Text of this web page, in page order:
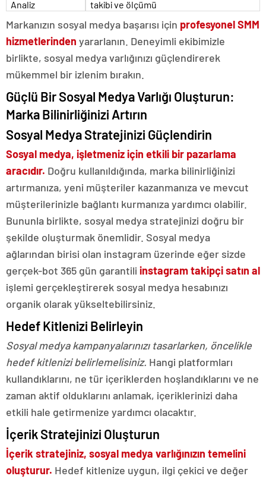
Analiz takibi ve ölçümü
Markanızın sosyal medya başarısı için profesyonel SMM
hizmetlerinden yararlanın. Deneyimli ekibimizle
birlikte, sosyal medya varlığınızı güçlendirerek
mükemmel bir izlenim bırakın.
Güçlü Bir Sosyal Medya Varlığı Oluşturun:
Marka Bilinirliğinizi Artırın
Sosyal Medya Stratejinizi Güçlendirin
Sosyal medya, işletmeniz için etkili bir pazarlama
aracıdır. Doğru kullanıldığında, marka bilinirliğinizi
artırmanıza, yeni müşteriler kazanmanıza ve mevcut
müşterilerinizle bağlantı kurmanıza yardımcı olabilir.
Bununla birlikte, sosyal medya stratejinizi doğru bir
şekilde oluşturmak önemlidir. Sosyal medya
ağlarından birisi olan instagram üzerinde eğer sizde
gerçek-bot 365 gün garantili instagram takipçi satın al
işlemi gerçekleştirerek sosyal medya hesabınızı
organik olarak yükseltebilirsiniz.
Hedef Kitlenizi Belirleyin
Sosyal medya kampanyalarınızı tasarlarken, öncelikle
hedef kitlenizi belirlemelisiniz. Hangi platformları
kullandıklarını, ne tür içeriklerden hoşlandıklarını ve ne
zaman aktif olduklarını anlamak, içeriklerinizi daha
etkili hale getirmenize yardımcı olacaktır.
İçerik Stratejinizi Oluşturun
İçerik stratejiniz, sosyal medya varlığınızın temelini
oluşturur. Hedef kitlenize uygun, ilgi çekici ve değer